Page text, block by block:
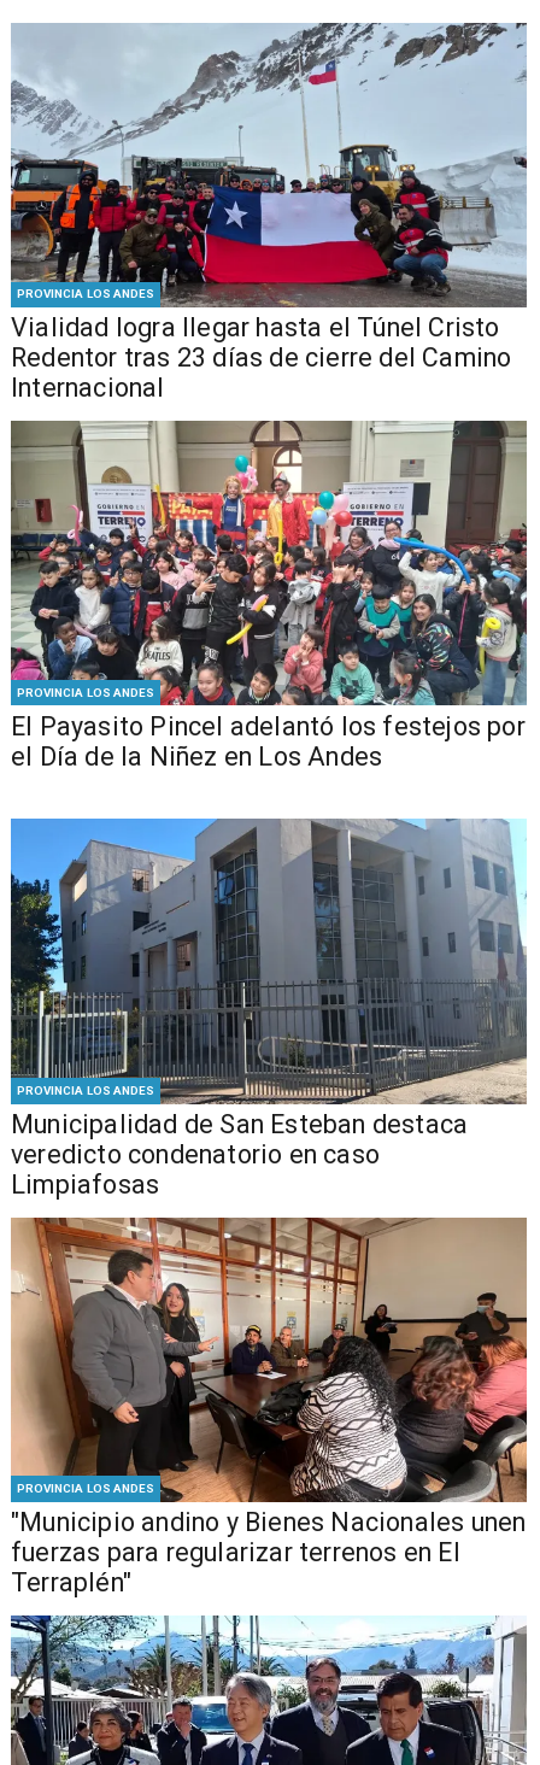
PROVINCIA LOS ANDES
Vialidad logra llegar hasta el Túnel Cristo
Redentor tras 23 días de cierre del Camino
Internacional
PROVINCIA LOS ANDES
El Payasito Pincel adelantó los festejos por
el Día de la Niñez en Los Andes
PROVINCIA LOS ANDES
Municipalidad de San Esteban destaca
veredicto condenatorio en caso
Limpiafosas
PROVINCIA LOS ANDES
"Municipio andino y Bienes Nacionales unen
fuerzas para regularizar terrenos en El
Terraplén"